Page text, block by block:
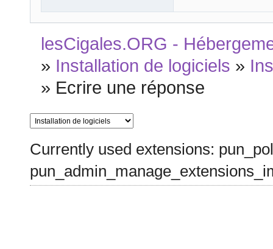
lesCigales.ORG -
» Installation de logiciels »
» Ecrire une réponse
Currently used extensions: